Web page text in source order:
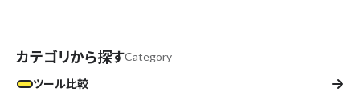
カテゴリから探すCategory
ツール比較